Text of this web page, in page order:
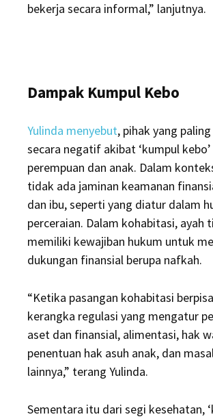
bekerja secara informal,” lanjutnya.
Dampak Kumpul Kebo
Yulinda menyebut, pihak yang
secara negatif akibat ‘kumpul
perempuan dan anak. Dalam
tidak ada jaminan keamanan
dan ibu, seperti yang diatur dalam
perceraian. Dalam kohabitasi, ayah
memiliki kewajiban hukum untuk
dukungan finansial berupa nafkah.
“Ketika pasangan kohabitasi
kerangka regulasi yang mengatur
aset dan finansial, alimentasi, hak
penentuan hak asuh anak, dan
lainnya,” terang Yulinda.
Sementara itu dari segi kesehatan,